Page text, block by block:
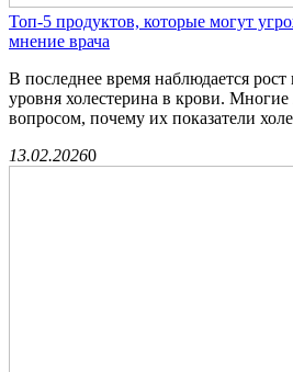
Топ-5 продуктов, которые могут
мнение врача
В последнее время наблюдается рост
уровня холестерина в крови.
вопросом, почему их показатели
13.02.20260